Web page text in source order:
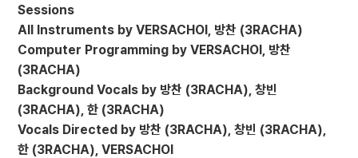
Sessions
All Instruments by VERSACHOI, 방찬 (3RACHA)
Computer Programming by VERSACHOI, 방찬
(3RACHA)
Background Vocals by 방찬 (3RACHA), 창빈
(3RACHA), 한 (3RACHA)
Vocals Directed by 방찬 (3RACHA), 창빈 (3RACHA),
한 (3RACHA), VERSACHOI